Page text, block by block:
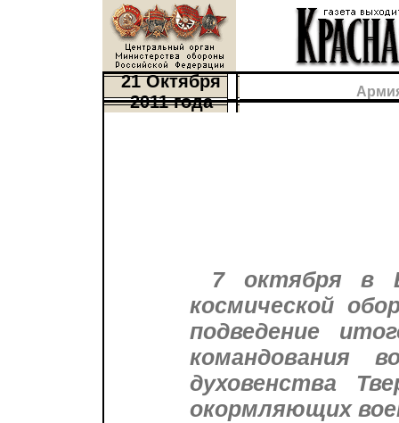
21 Октября
2011 года
7 октября в
космической
подведение
командования
духовенства
окормляющих